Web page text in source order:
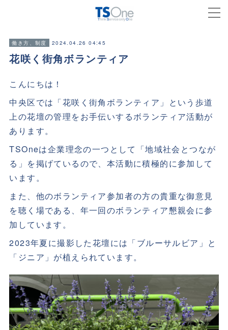
働き方、制度 2024.04.26 04:45
花咲く街角ボランティア
こんにちは！
中央区では「花咲く街角ボランティア」という歩道
上の花壇の管理をお手伝いするボランティア活動が
あります。
TSOneは企業理念の一つとして「地域社会とつなが
る」を掲げているので、本活動に積極的に参加して
います。
また、他のボランティア参加者の方の貴重な御意見
を聴く場である、年一回のボランティア懇親会に参
加しています。
2023年夏に撮影した花壇には「ブルーサルビア」と
「ジニア」が植えられています。